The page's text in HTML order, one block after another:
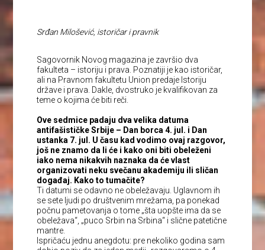
Srđan Milošević, istoričar i pravnik
Sagovornik Novog magazina je završio dva
fakulteta – istoriju i prava. Poznatiji je kao istoričar,
ali na Pravnom fakultetu Union predaje Istoriju
države i prava. Dakle, dvostruko je kvalifikovan za
teme o kojima će biti reči.
Ove sedmice padaju dva velika datuma
antifašističke Srbije – Dan borca 4. jul. i Dan
ustanka 7. jul. U času kad vodimo ovaj razgovor,
još ne znamo da li će i kako oni biti obeleženi
iako nema nikakvih naznaka da će vlast
organizovati neku svečanu akademiju ili sličan
događaj. Kako to tumačite?
Ti datumi se odavno ne obeležavaju. Uglavnom ih
se sete ljudi po društvenim mrežama, pa ponekad
počnu pametovanja o tome „šta uopšte ima da se
obeležava“, „puco Srbin na Srbina“ i slične patetične
mantre.
Ispričaću jednu anegdotu: pre nekoliko godina sam